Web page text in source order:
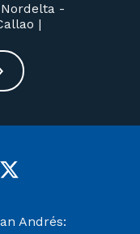
-
|
Andrés: